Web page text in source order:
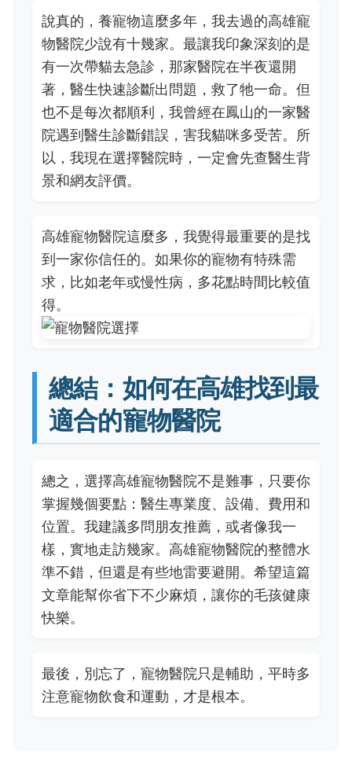
說真的，養寵物這麼多年，我去過的高雄寵
物醫院少說有十幾家。最讓我印象深刻的是
有一次帶貓去急診，那家醫院在半夜還開
著，醫生快速診斷出問題，救了牠一命。但
也不是每次都順利，我曾經在鳳山的一家醫
院遇到醫生診斷錯誤，害我貓咪多受苦。所
以，我現在選擇醫院時，一定會先查醫生背
景和網友評價。
高雄寵物醫院這麼多，我覺得最重要的是找
到一家你信任的。如果你的寵物有特殊需
求，比如老年或慢性病，多花點時間比較值
得。
總結：如何在高雄找到最
適合的寵物醫院
總之，選擇高雄寵物醫院不是難事，只要你
掌握幾個要點：醫生專業度、設備、費用和
位置。我建議多問朋友推薦，或者像我一
樣，實地走訪幾家。高雄寵物醫院的整體水
準不錯，但還是有些地雷要避開。希望這篇
文章能幫你省下不少麻煩，讓你的毛孩健康
快樂。
最後，別忘了，寵物醫院只是輔助，平時多
注意寵物飲食和運動，才是根本。